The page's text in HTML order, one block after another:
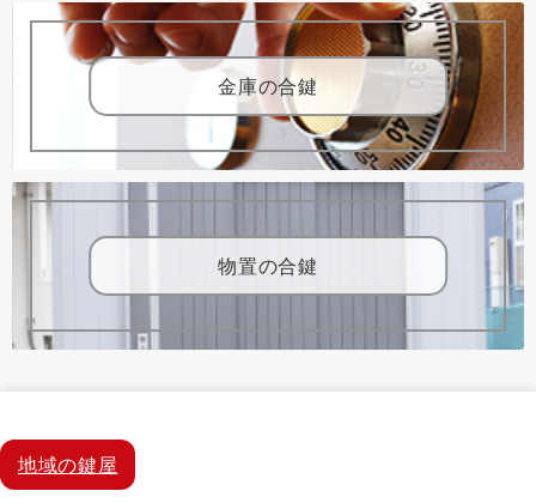
金庫の合鍵
物置の合鍵
地域の鍵屋